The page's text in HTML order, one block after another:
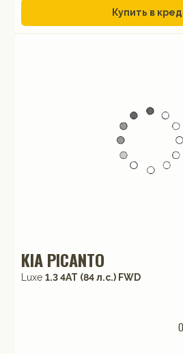
Купить в
KIA PICANTO
Luxe 1.3 4АТ (84 л.с.) FWD